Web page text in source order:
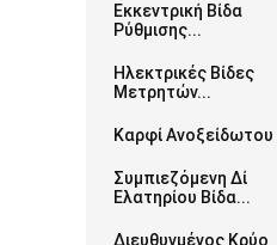
Εκκεντρική Βίδα
Ρύθμισης...
Ηλεκτρικές Βίδες
Μετρητών...
Καρφί Ανοξείδωτου
Συμπιεζόμενη Δί
Ελατηρίου Βίδα...
Διευθυνμένος Κρύο